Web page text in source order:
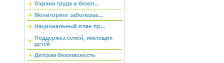
Охрана труда и безоп...
Мониторинг заболевае...
Национальный план пр...
Поддержка семей, имеющих
детей
Детская безопасность